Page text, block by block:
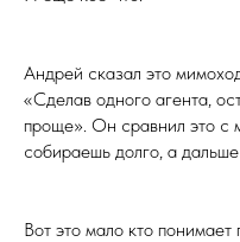
Андрей сказал это
«Сделав одного агента,
проще». Он сравнил это
собираешь долго, а
Вот это мало кто